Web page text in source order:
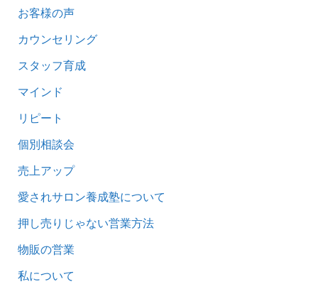
お客様の声
カウンセリング
スタッフ育成
マインド
リピート
個別相談会
売上アップ
愛されサロン養成塾について
押し売りじゃない営業方法
物販の営業
私について